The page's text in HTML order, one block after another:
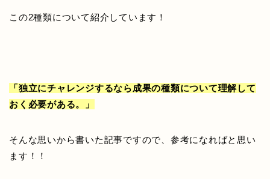
この2種類について紹介しています！
「独立にチャレンジするなら成果の種類について理解して
おく必要がある。」
そんな思いから書いた記事ですので、参考になればと思い
ます！！